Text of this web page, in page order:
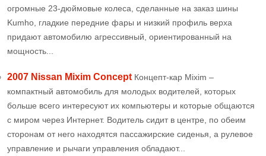
огромные 23-дюймовые колеса, сделанные на заказ шины
Kumho, гладкие передние фары и низкий профиль верха
придают автомобилю агрессивный, ориентированный на
мощность...
2007 Nissan Mixim Concept Концепт-кар Mixim –
компактный автомобиль для молодых водителей, которых
больше всего интересуют их компьютеры и которые общаются
с миром через Интернет. Водитель сидит в центре, по обеим
сторонам от него находятся пассажирские сиденья, а рулевое
управление и рычаги управления обладают...